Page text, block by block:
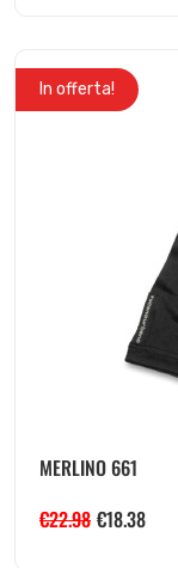
In offerta!
MERLINO 661
€22.98 €18.38